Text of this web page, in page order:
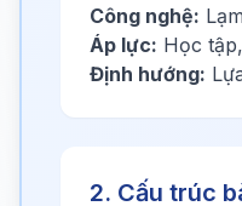
Công nghệ:
Áp lực: Học
Định hướng:
2. Cấu trúc